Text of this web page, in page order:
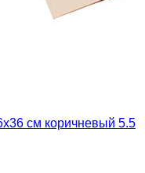
см коричневый 5.5